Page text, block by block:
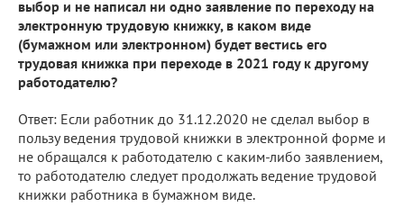
выбор и не написал ни одно заявление по переходу на
электронную трудовую книжку, в каком виде
(бумажном или электронном) будет вестись его
трудовая книжка при переходе в 2021 году к другому
работодателю?
Ответ: Если работник до 31.12.2020 не сделал выбор в
пользу ведения трудовой книжки в электронной форме и
не обращался к работодателю с каким-либо заявлением,
то работодателю следует продолжать ведение трудовой
книжки работника в бумажном виде.